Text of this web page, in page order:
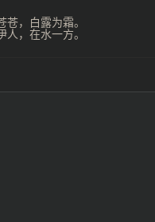
苍，白露为霜。
人，在水一方。